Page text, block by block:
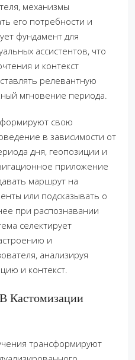
механизмы
его потребности и
фундамент для
ассистентов, что
и контекст
релевантную
мгновение периода.
свою
в зависимости от
дня, геопозиции и
приложение
маршрут на
или подсказывать о
при распознавании
селектирует
и
анализируя
и контекст.
Кастомизации
трансформируют